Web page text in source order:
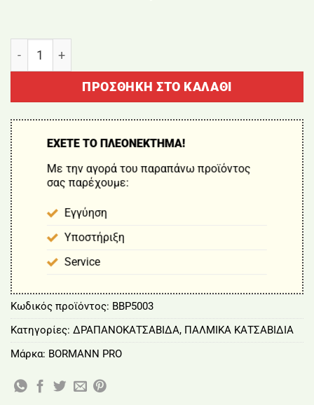
ΠΡΟΣΘΉΚΗ ΣΤΟ ΚΑΛΆΘΙ
ΕΧΕΤΕ ΤΟ ΠΛΕΟΝΕΚΤΗΜΑ!
Με την αγορά του παραπάνω προϊόντος
σας παρέχουμε:
Εγγύηση
Υποστήριξη
Service
Κωδικός προϊόντος: BBP5003
Κατηγορίες: ΔΡΑΠΑΝΟΚΑΤΣΑΒΙΔΑ, ΠΑΛΜΙΚΑ ΚΑΤΣΑΒΙΔΙΑ
Μάρκα: BORMANN PRO